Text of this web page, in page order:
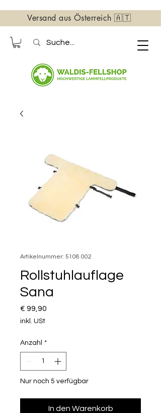
Versand aus Österreich 🇦🇹
Artikelnummer: 5108 002
Rollstuhlauflage
Sana
€ 99,90
inkl. USt
Anzahl *
Nur noch 5 verfügbar
In den Warenkorb